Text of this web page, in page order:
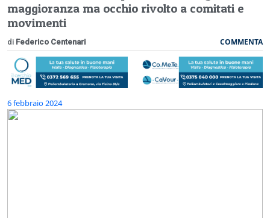
maggioranza ma occhio rivolto a comitati e
movimenti
di Federico Centenari COMMENTA
6 febbraio 2024